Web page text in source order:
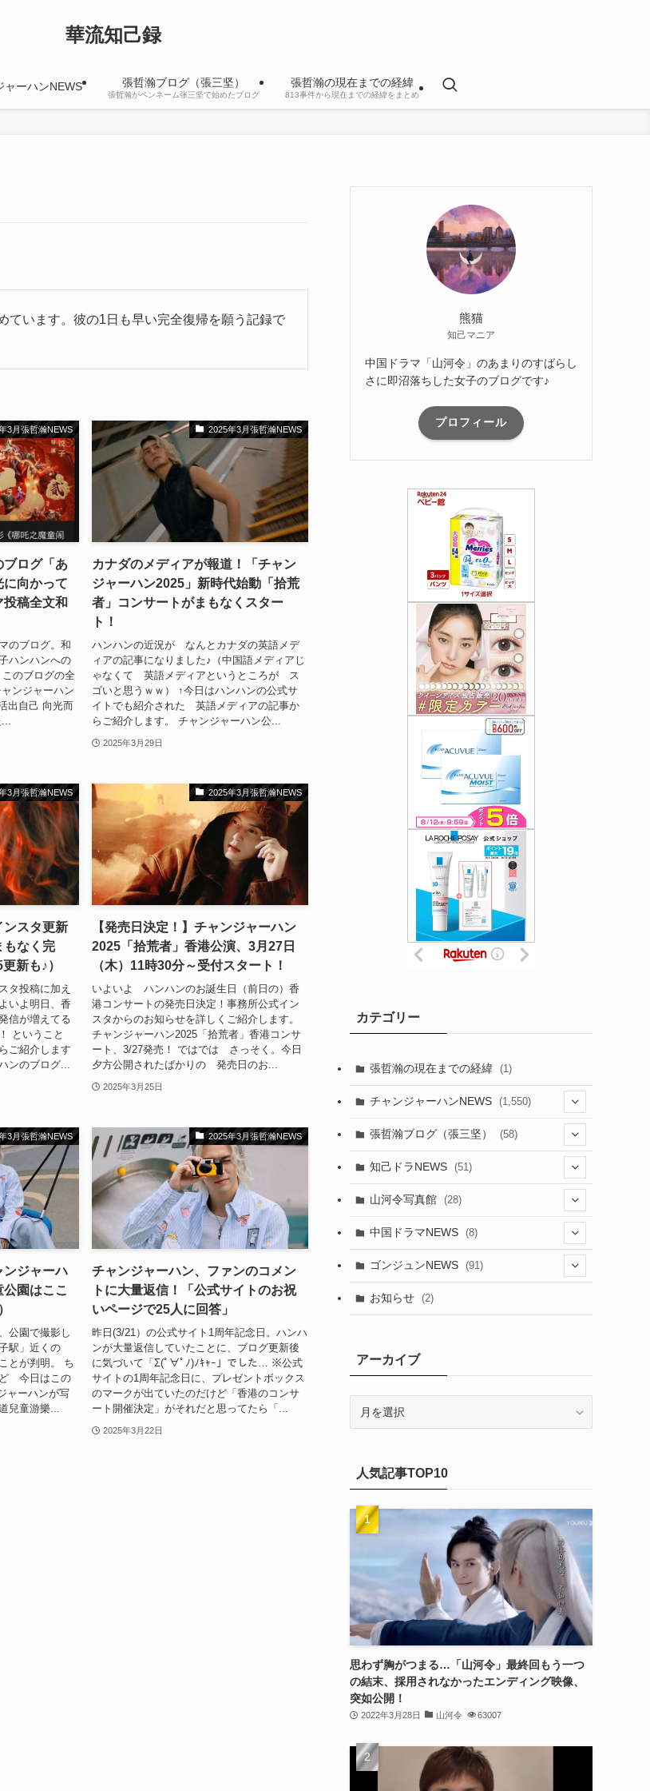
華流知己録
ャーハンNEWS 張哲瀚ブログ（張三坚）
張哲瀚がペンネーム张三坚で始めたブログ
張哲瀚の現在までの経緯
813事件から現在までの経緯をまとめ
ています。彼の1日も早い完全復帰を願う記録で
3月張哲瀚NEWS
ブログ「あ
向かって
稿全文和
のブログ。和
ハンハンへの
のブログの全
ンジャーハン
出自己 向光而
2025年3月張哲瀚NEWS
カナダのメディアが報道！「チャン
ジャーハン2025」新時代始動「拾荒
者」コンサートがまもなくスター
ト！
ハンハンの近況が なんとカナダの英語メデ
ィアの記事になりました♪（中国語メディアじ
ゃなくて 英語メディアというところが ス
ゴいと思うｗｗ） ↑今日はハンハンの公式サ
イトでも紹介された 英語メディアの記事か
らご紹介します。 チャンジャーハン公...
2025年3月29日
3月張哲瀚NEWS
ンスタ更新
もなく完
新も♪）
タ投稿に加え
いよ明日、香
信が増えてる
ということ
ご紹介します
ンのブログ...
2025年3月張哲瀚NEWS
【発売日決定！】チャンジャーハン
2025「拾荒者」香港公演、3月27日
（木）11時30分～受付スタート！
いよいよ ハンハンのお誕生日（前日の）香
港コンサートの発売日決定！事務所公式イン
スタからのお知らせを詳しくご紹介します。
チャンジャーハン2025「拾荒者」香港コンサ
ート、3/27発売！ ではでは さっそく。今日
夕方公開されたばかりの 発売日のお...
2025年3月25日
3月張哲瀚NEWS
ンジャーハ
園はここ
公園で撮影し
駅」近くの
とが判明。 ち
ど 今日はこの
ャーハンが写
兒童游樂...
2025年3月張哲瀚NEWS
チャンジャーハン、ファンのコメン
トに大量返信！「公式サイトのお祝
いページで25人に回答」
昨日(3/21）の公式サイト1周年記念日。ハンハ
ンが大量返信していたことに、ブログ更新後
に気づいて「Σ(ﾟ∀ﾟﾉ)ﾉｷｬｰ」でした… ※公式
サイトの1周年記念日に、プレゼントボックス
のマークが出ていたのだけど「香港のコンサ
ート開催決定」がそれだと思ってたら「...
2025年3月22日
熊猫
知己マニア
中国ドラマ「山河令」のあまりのすばらし
さに即沼落ちした女子のブログです♪
プロフィール
カテゴリー
張哲瀚の現在までの経緯 (1)
チャンジャーハンNEWS (1,550)
(7)
(29)
(20)
(21)
(21)
(24)
(23)
(27)
(21)
(25)
(25)
(29)
張哲瀚ブログ（張三坚） (58)
(14)
知己ドラNEWS (51)
(42)
(5)
(1)
山河令写真館 (28)
(17)
(3)
(2)
中国ドラマNEWS (8)
(1)
(6)
ゴンジュンNEWS (91)
お知らせ (2)
アーカイブ
ブ人気記事TOP10
思わず胸がつまる…「山河令」最終回もう一つ
の結末、採用されなかったエンディング映像、
突如公開！
2022年3月28日 山河令 63007